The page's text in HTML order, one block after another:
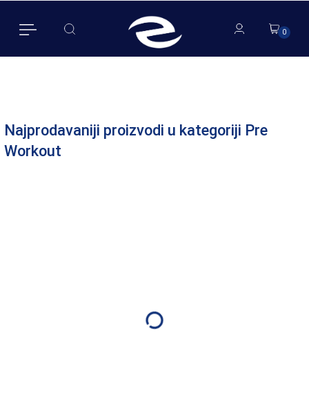
0
Najprodavaniji proizvodi u kategoriji Pre
Workout